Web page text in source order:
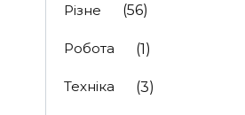
Різне (56)
Робота (1)
Техніка (3)